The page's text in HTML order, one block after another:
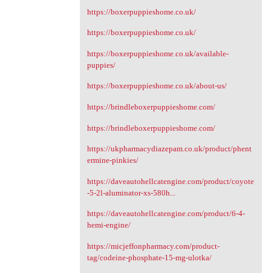
https://boxerpuppieshome.co.uk/
https://boxerpuppieshome.co.uk/
https://boxerpuppieshome.co.uk/available-
puppies/
https://boxerpuppieshome.co.uk/about-us/
https://brindleboxerpuppieshome.com/
https://brindleboxerpuppieshome.com/
https://ukpharmacydiazepam.co.uk/product/phent
ermine-pinkies/
https://daveautohellcatengine.com/product/coyote
-5-2l-aluminator-xs-580h...
https://daveautohellcatengine.com/product/6-4-
hemi-engine/
https://micjeffonpharmacy.com/product-
tag/codeine-phosphate-15-mg-ulotka/